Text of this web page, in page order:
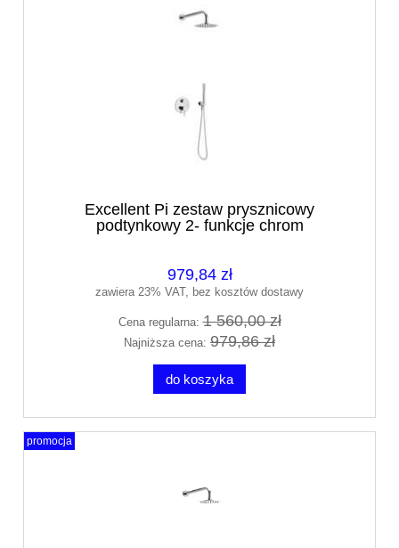
Excellent Pi zestaw prysznicowy
podtynkowy 2- funkcje chrom
979,84 zł
zawiera 23% VAT, bez kosztów dostawy
Cena regularna:1 560,00 zł
Najniższa cena: 979,86 zł
do koszyka
promocja